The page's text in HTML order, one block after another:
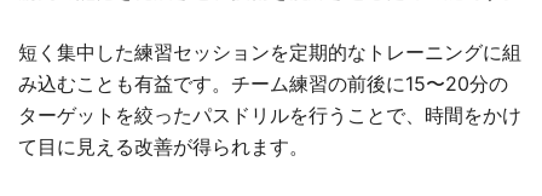
短く集中した練習セッションを定期的なトレーニングに組
み込むことも有益です。チーム練習の前後に15〜20分の
ターゲットを絞ったパスドリルを行うことで、時間をかけ
て目に見える改善が得られます。